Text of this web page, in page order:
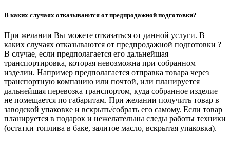
В каких случаях отказываются от предпродажной подготовки?
При желании Вы можете отказаться от данной услуги. В
каких случаях отказываются от предпродажной подготовки ?
В случае, если предполагается его дальнейшая
транспортировка, которая невозможна при собранном
изделии. Например предполагается отправка товара через
транспортную компанию или почтой, или планируется
дальнейшая перевозка транспортом, куда собранное изделие
не помещается по габаритам. При желании получить товар в
заводской упаковке и вскрыть/собрать его самому. Если товар
планируется в подарок и нежелательны следы работы техники
(остатки топлива в баке, залитое масло, вскрытая упаковка).